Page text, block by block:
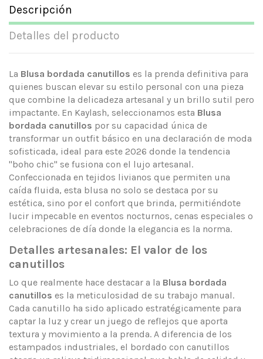
Descripción
Detalles del producto
La Blusa bordada canutillos es la prenda definitiva para
quienes buscan elevar su estilo personal con una pieza
que combine la delicadeza artesanal y un brillo sutil pero
impactante. En Kaylash, seleccionamos esta Blusa
bordada canutillos por su capacidad única de
transformar un outfit básico en una declaración de moda
sofisticada, ideal para este 2026 donde la tendencia
"boho chic" se fusiona con el lujo artesanal.
Confeccionada en tejidos livianos que permiten una
caída fluida, esta blusa no solo se destaca por su
estética, sino por el confort que brinda, permitiéndote
lucir impecable en eventos nocturnos, cenas especiales o
celebraciones de día donde la elegancia es la norma.
Detalles artesanales: El valor de los
canutillos
Lo que realmente hace destacar a la Blusa bordada
canutillos es la meticulosidad de su trabajo manual.
Cada canutillo ha sido aplicado estratégicamente para
captar la luz y crear un juego de reflejos que aporta
textura y movimiento a la prenda. A diferencia de los
estampados industriales, el bordado con canutillos